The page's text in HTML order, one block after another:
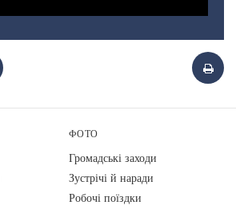
ФОТО
Громадські заходи
Зустрічі й наради
Робочі поїздки